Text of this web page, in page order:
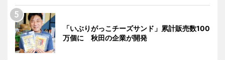
「いぶりがっこチーズサンド」累計販売数100
万個に 秋田の企業が開発